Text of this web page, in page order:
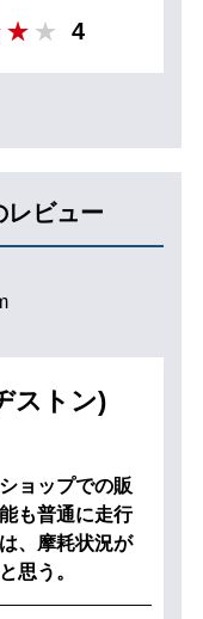
4
レビュー
ストン)
ョップでの販
も普通に走行
、摩耗状況が
思う。